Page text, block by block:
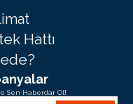
Hattı
Sen Haberdar Ol!